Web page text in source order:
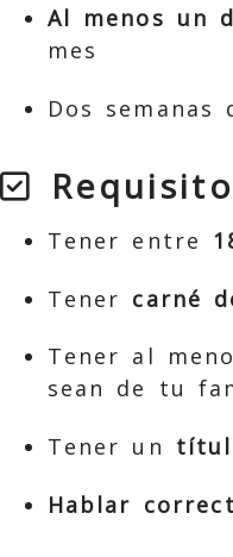
Al menos un
mes
Dos
Tener entre
Tener carné
Tener al
sean de tu
Tener un
Hablar